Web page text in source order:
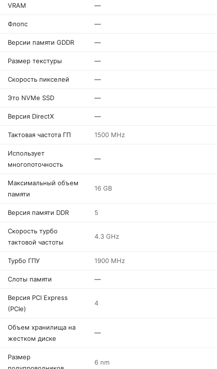
VRAM —
Флопс —
Версии памяти GDDR —
Размер текстуры —
Скорость пикселей —
Это NVMe SSD —
Версия DirectX —
Тактовая частота ГП 1500 MHz
Использует
многопоточность
—
Максимальный объем
памяти
16 GB
Версия памяти DDR 5
Скорость турбо
тактовой частоты
4.3 GHz
Турбо ГПУ 1900 MHz
Слоты памяти —
Версия PCI Express
(PCIe)
4
Объем хранилища на
жестком диске
—
Размер
6 nm